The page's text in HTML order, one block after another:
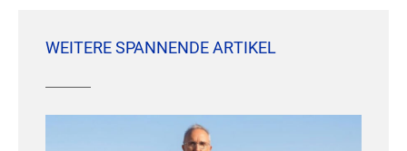
WEITERE SPANNENDE ARTIKEL